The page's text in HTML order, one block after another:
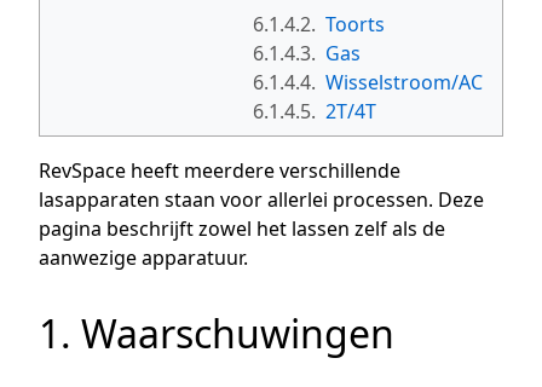
6.1.4.2. Toorts
6.1.4.3. Gas
6.1.4.4. Wisselstroom/AC
6.1.4.5. 2T/4T
RevSpace heeft meerdere verschillende
lasapparaten staan voor allerlei processen. Deze
pagina beschrijft zowel het lassen zelf als de
aanwezige apparatuur.
1. Waarschuwingen